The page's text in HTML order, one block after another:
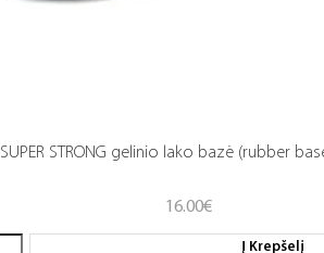
SUPER STRONG gelinio lako bazė (rubber
16.00€
Į Krepšelį